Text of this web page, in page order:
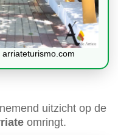
uitzicht op de
omringt.